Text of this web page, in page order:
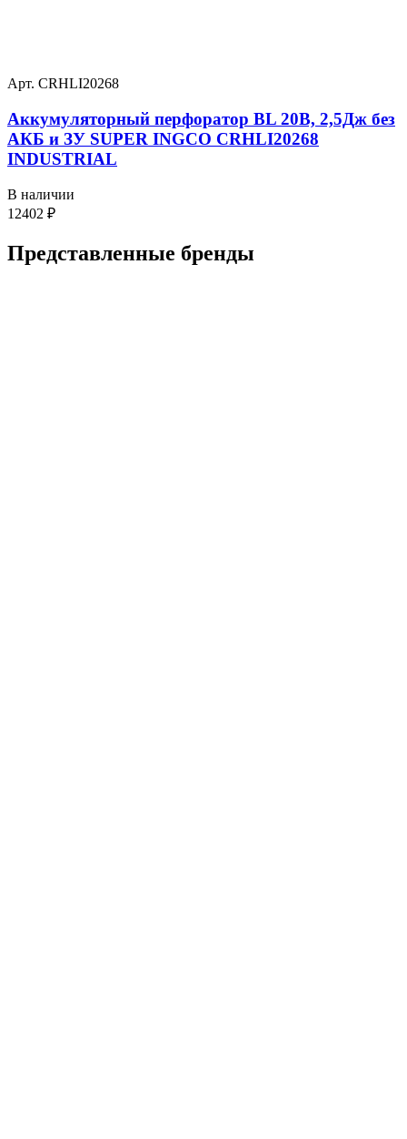
Арт. CRHLI20268
Аккумуляторный перфоратор BL 20В, 2,5Дж без
АКБ и ЗУ SUPER INGCO CRHLI20268
INDUSTRIAL
В наличии
12402 ₽
Представленные бренды